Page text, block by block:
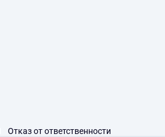
Отказ от ответственности